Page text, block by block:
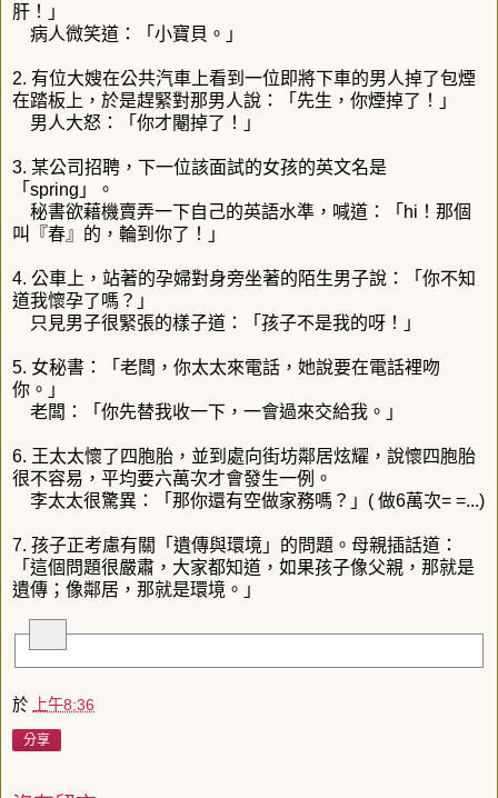
肝！」
病人微笑道：「小寶貝。」
2. 有位大嫂在公共汽車上看到一位即將下車的男人掉了包煙
在踏板上，於是趕緊對那男人說：「先生，你煙掉了！」
男人大怒：「你才閹掉了！」
3. 某公司招聘，下一位該面試的女孩的英文名是
「spring」。
秘書欲藉機賣弄一下自己的英語水準，喊道：「hi！那個
叫『春』的，輪到你了！」
4. 公車上，站著的孕婦對身旁坐著的陌生男子說：「你不知
道我懷孕了嗎？」
只見男子很緊張的樣子道：「孩子不是我的呀！」
5. 女秘書：「老闆，你太太來電話，她說要在電話裡吻
你。」
老闆：「你先替我收一下，一會過來交給我。」
6. 王太太懷了四胞胎，並到處向街坊鄰居炫耀，說懷四胞胎
很不容易，平均要六萬次才會發生一例。
李太太很驚異：「那你還有空做家務嗎？」( 做6萬次= =...)
7. 孩子正考慮有關「遺傳與環境」的問題。母親插話道：
「這個問題很嚴肅，大家都知道，如果孩子像父親，那就是
遺傳；像鄰居，那就是環境。」
於 上午8:36
分享